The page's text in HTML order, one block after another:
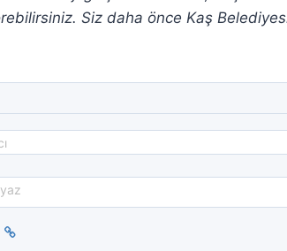
Siz daha önce Kaş